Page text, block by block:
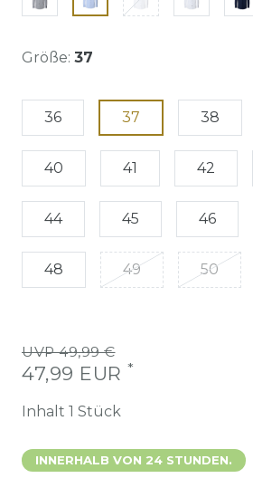
Größe: 37
36 37 38
40 41 42
44 45 46
48 49 50
UVP 49,99 €
47,99 EUR *
Inhalt 1 Stück
INNERHALB VON 24 STUNDEN.